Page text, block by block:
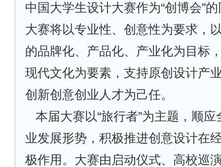
中国大学生设计大赛作为“创博会”
大赛将以专业性、创意性为要求，
的品牌化、产品化、产业化为目标
现代文化为要素，支持原创设计产
创新创意创业人才为己任。
本届大赛以“旅行者”为主题，顺
业发展形势，积极推进创意设计在
极作用。大赛由启动仪式、高校巡